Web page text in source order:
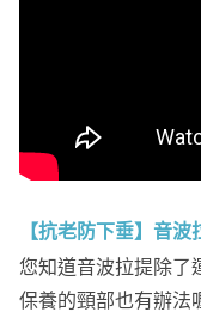
【抗老防下垂】音
您知道音波拉提除了
保養的頸部也有辦法